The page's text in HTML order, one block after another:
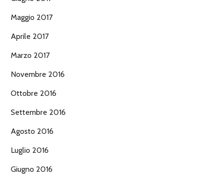
Maggio 2017
Aprile 2017
Marzo 2017
Novembre 2016
Ottobre 2016
Settembre 2016
Agosto 2016
Luglio 2016
Giugno 2016